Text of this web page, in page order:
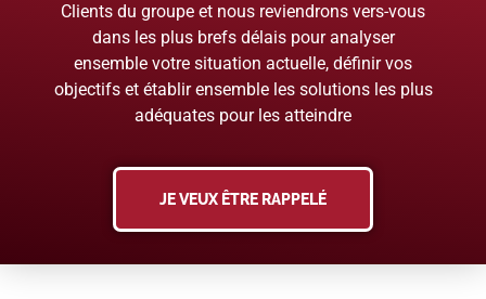
Clients du groupe et nous reviendrons vers-vous
dans les plus brefs délais pour analyser
ensemble votre situation actuelle, définir vos
objectifs et établir ensemble les solutions les plus
adéquates pour les atteindre
JE VEUX ÊTRE RAPPELÉ